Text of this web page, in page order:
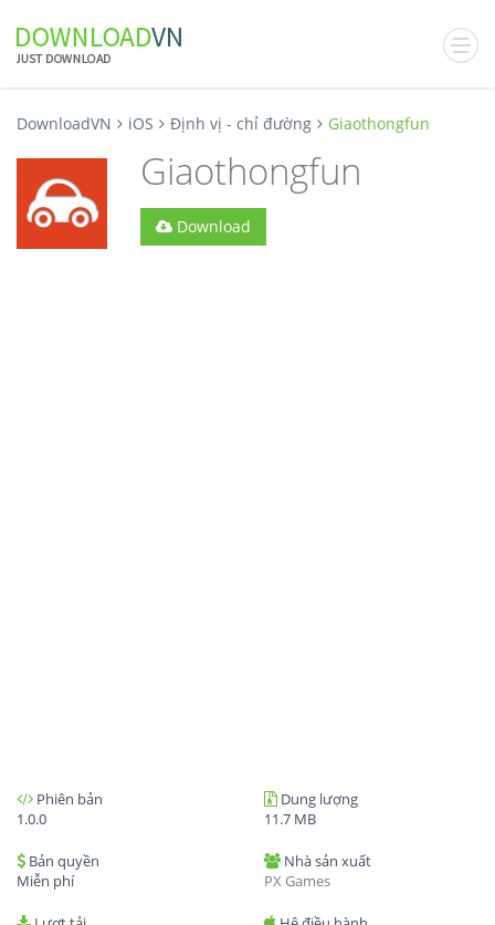
DownloadVN iOS Định vị - chỉ đường Giaothongfun
Giaothongfun
Download
Phiên bản
1.0.0
Dung lượng
11.7 MB
Bản quyền
Miễn phí
Nhà sản xuất
PX Games